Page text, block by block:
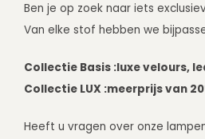
Ben je op zoek naar iets
Van elke stof hebben we
Collectie Basis :luxe velours,
Collectie LUX :meerprijs van
Heeft u vragen over onze